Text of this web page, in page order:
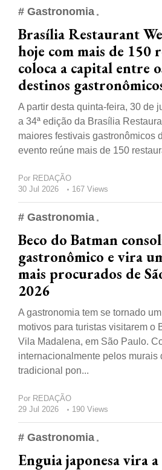
# Gastronomia
Brasília Restaurant
hoje com mais de 150
coloca a capital entre
destinos
A partir desta quinta-feira, 30 de
a 34ª edição da Brasília
maiores festivais gastronômicos
evento reúne mais de 150
Por REDAÇÃO
30 Jul 2026
167 Views
# Gastronomia
Beco do Batman
gastronômico e vira
mais procurados de
2026
A gastronomia tem se tornado
motivos para turistas visitarem o
Vila Madalena, em São Paulo.
internacionalmente pelos murais
tradicional pon...
Por REDAÇÃO
29 Jul 2026
190 Views
# Gastronomia
Enguia japonesa vira